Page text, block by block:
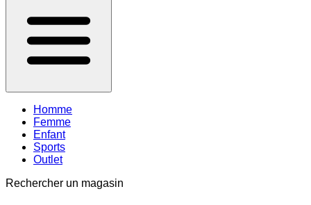
Homme
Femme
Enfant
Sports
Outlet
Rechercher un magasin